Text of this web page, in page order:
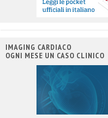
IMAGING CARDIACO
OGNI MESE UN CASO CLINICO